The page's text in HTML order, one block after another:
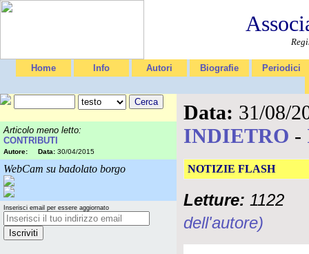
Home Info Autori Biografie Periodici
Articolo meno letto:
CONTRIBUTI
Autore: Data: 30/04/2015
WebCam su badolato borgo
Inserisci email per essere aggiornato
Data: 31/08/
INDIETRO -
NOTIZIE FLASH
Letture: 1122
dell'autore)